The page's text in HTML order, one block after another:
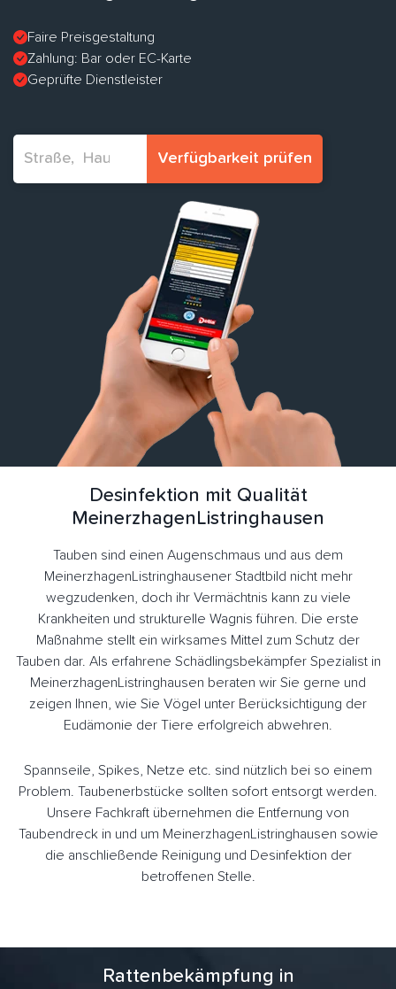
Faire Preisgestaltung
Zahlung: Bar oder EC-Karte
Geprüfte Dienstleister
Verfügbarkeit prüfen
Desinfektion mit Qualität
MeinerzhagenListringhausen
Tauben sind einen Augenschmaus und aus dem
MeinerzhagenListringhausener Stadtbild nicht mehr
wegzudenken, doch ihr Vermächtnis kann zu viele
Krankheiten und strukturelle Wagnis führen. Die erste
Maßnahme stellt ein wirksames Mittel zum Schutz der
Tauben dar. Als erfahrene Schädlingsbekämpfer Spezialist in
MeinerzhagenListringhausen beraten wir Sie gerne und
zeigen Ihnen, wie Sie Vögel unter Berücksichtigung der
Eudämonie der Tiere erfolgreich abwehren.
Spannseile, Spikes, Netze etc. sind nützlich bei so einem
Problem. Taubenerbstücke sollten sofort entsorgt werden.
Unsere Fachkraft übernehmen die Entfernung von
Taubendreck in und um MeinerzhagenListringhausen sowie
die anschließende Reinigung und Desinfektion der
betroffenen Stelle.
Rattenbekämpfung in